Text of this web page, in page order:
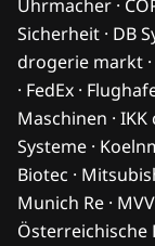
Uhrmacher ·
Sicherheit · DB
drogerie markt ·
· FedEx ·
Maschinen · IKK
Systeme ·
Biotec ·
Munich Re ·
Österreichische